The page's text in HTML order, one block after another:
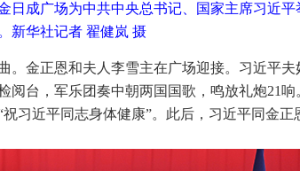
日成广场为中共中央总书记、国家主席习近平
新华社记者 翟健岚 摄
。金正恩和夫人李雪主在广场迎接。习近平夫
台，军乐团奏中朝两国国歌，鸣放礼炮21响
习近平同志身体健康”。此后，习近平同金正